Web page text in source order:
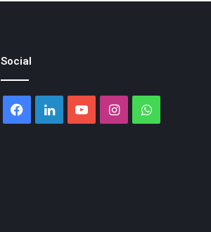
Social
Facebook
LinkedinYouTubeInstagramWhatsApp